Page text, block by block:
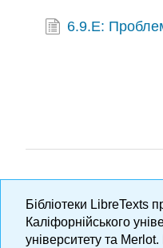
6.9.E:
Бібліотеки LibreTexts
Каліфорнійського
університету та